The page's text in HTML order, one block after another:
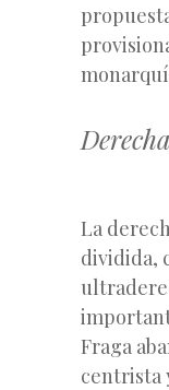
Derecha
La
dividida,
Fraga
centrista